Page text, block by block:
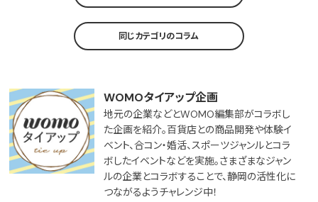
同じカテゴリのコラム
WOMOタイアップ企画
地元の企業などとWOMO編集部がコラボし
た企画を紹介。百貨店との商品開発や体験イ
ベント、合コン・婚活、スポーツジャンルとコラ
ボしたイベントなどを実施。さまざまなジャン
ルの企業とコラボすることで、静岡の活性化に
つながるようチャレンジ中！